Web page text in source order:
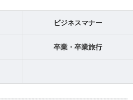
ビジネスマナー
卒業・卒業旅行